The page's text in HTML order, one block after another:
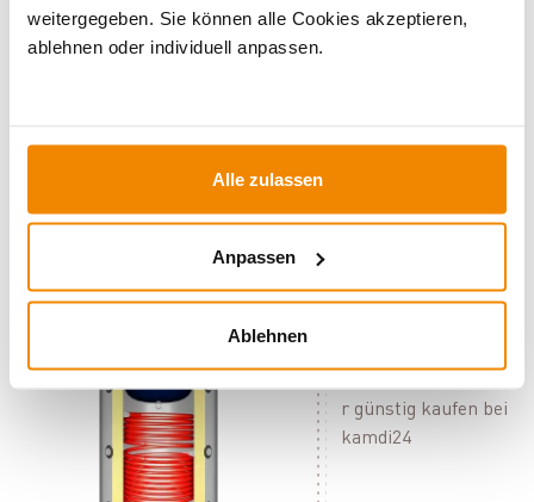
weitergegeben. Sie können alle Cookies akzeptieren,
ablehnen oder individuell anpassen.
Alle zulassen
Anpassen
Ablehnen
Für wen eignen sich Pufferspeicher mit
Brauchwasserblase?
Passendes Zubehör für Ihren Kombispeicher
Vertrauen Sie auf Expertise – Kombispeicher mit
Pufferspeicher mit
r günstig kaufen bei
kamdi24